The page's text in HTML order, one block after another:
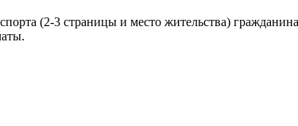
(2-3 страницы и место жительства)